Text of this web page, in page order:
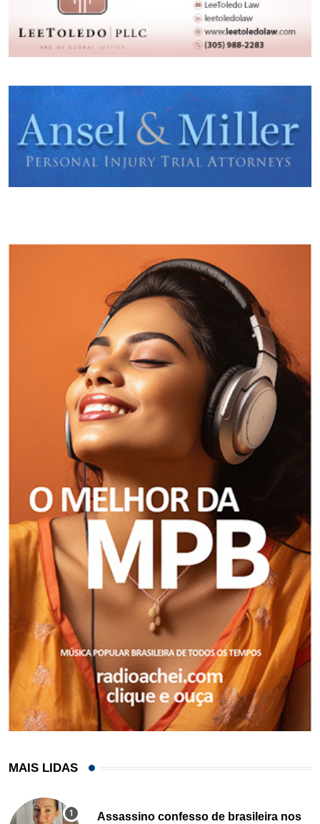
MAIS LIDAS
Assassino confesso de brasileira nos